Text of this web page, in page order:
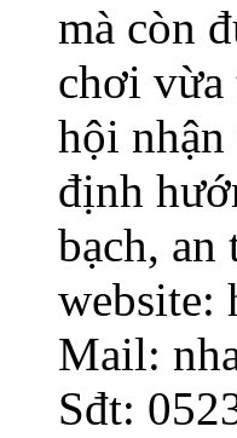
mà còn
chơi vừa
hội
định
bạch, an
website:
Mail:
Sđt: